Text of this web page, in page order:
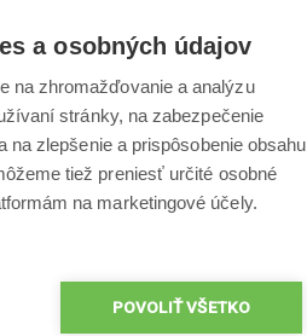
a osobných údajov
na zhromažďovanie a analýzu
stránky, na zabezpečenie
na zlepšenie a prispôsobenie obsahu
tiež preniesť určité osobné
na marketingové účely.
POVOLIŤ VŠETKO